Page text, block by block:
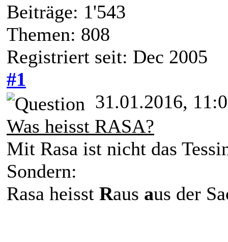
Beiträge: 1'543
Themen: 808
Registriert seit: Dec 2005
#1
31.01.2016,
Was heisst RASA?
Mit Rasa ist nicht das
Sondern:
Rasa heisst Raus aus der